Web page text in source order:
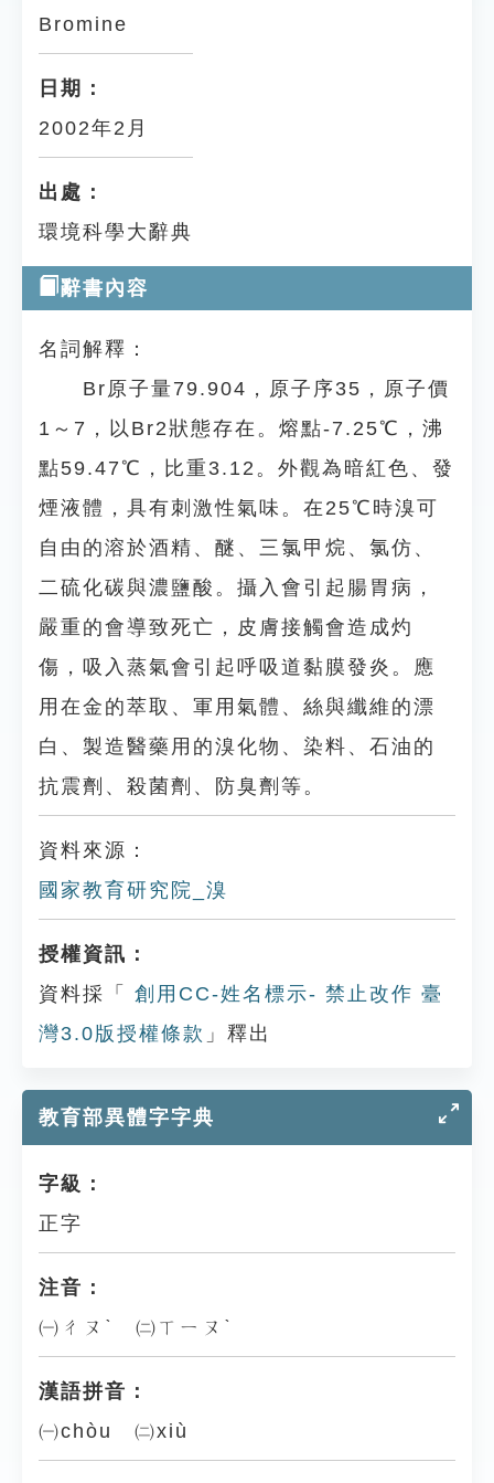
Bromine
日期：
2002年2月
出處：
環境科學大辭典
辭書內容
名詞解釋：
Br原子量79.904，原子序35，原子價
1～7，以Br2狀態存在。熔點-7.25℃，沸
點59.47℃，比重3.12。外觀為暗紅色、發
煙液體，具有刺激性氣味。在25℃時溴可
自由的溶於酒精、醚、三氯甲烷、氯仿、
二硫化碳與濃鹽酸。攝入會引起腸胃病，
嚴重的會導致死亡，皮膚接觸會造成灼
傷，吸入蒸氣會引起呼吸道黏膜發炎。應
用在金的萃取、軍用氣體、絲與纖維的漂
白、製造醫藥用的溴化物、染料、石油的
抗震劑、殺菌劑、防臭劑等。
資料來源：
國家教育研究院_溴
授權資訊：
資料採「
創用CC-姓名標示- 禁止改作 臺
灣3.0版授權條款 」釋出
教育部異體字字典
字級：
正字
注音：
㈠ㄔㄡˋ ㈡ㄒㄧㄡˋ
漢語拼音：
㈠chòu ㈡xiù